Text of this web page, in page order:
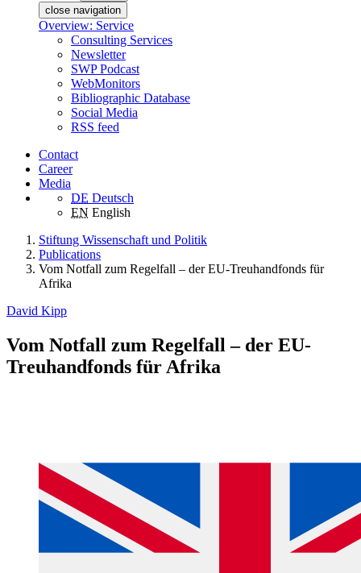
close navigation
Overview: Service
Consulting Services
Newsletter
SWP Podcast
WebMonitors
Bibliographic Database
Social Media
RSS feed
Contact
Career
Media
DE Deutsch
EN English
Stiftung Wissenschaft und Politik
Publications
Vom Notfall zum Regelfall – der EU-Treuhandfonds für
Afrika
David Kipp
Vom Notfall zum Regelfall – der EU-
Treuhandfonds für Afrika